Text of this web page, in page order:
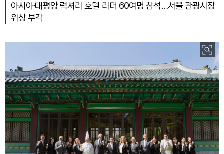
아시아·태평양 럭셔리 호텔 리더 60여명 참석…서울 관광시장
위상 부각